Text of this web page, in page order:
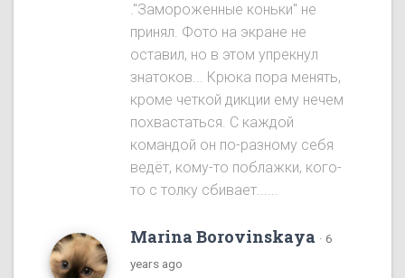
."Замороженные коньки" не
принял. Фото на экране не
оставил, но в этом упрекнул
знатоков... Крюка пора менять,
кроме четкой дикции ему нечем
похвастаться. С каждой
командой он по-разному себя
ведёт, кому-то поблажки, кого-
то с толку сбивает......
Marina Borovinskaya · 6
years ago